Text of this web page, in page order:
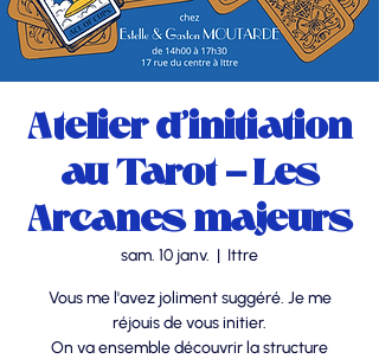
Atelier d'initiation
au Tarot - Les
Arcanes majeurs
sam. 10 janv.
  |
Ittre
Vous me l'avez joliment suggéré. Je me
réjouis de vous initier.
On va ensemble découvrir la structure